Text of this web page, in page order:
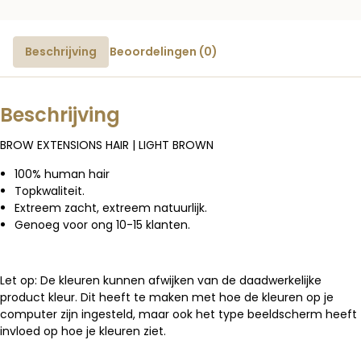
Beschrijving Beoordelingen (0)
Beschrijving
BROW EXTENSIONS HAIR | LIGHT BROWN
100% human hair
Topkwaliteit.
Extreem zacht, extreem natuurlijk.
Genoeg voor ong 10-15 klanten.
Let op: De kleuren kunnen afwijken van de daadwerkelijke
product kleur. Dit heeft te maken met hoe de kleuren op je
computer zijn ingesteld, maar ook het type beeldscherm heeft
invloed op hoe je kleuren ziet.